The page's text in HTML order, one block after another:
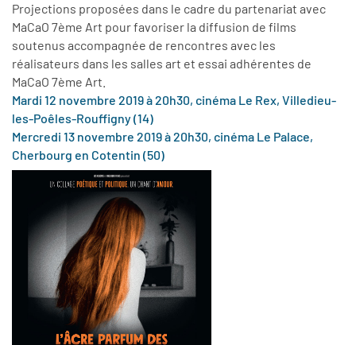
Projections proposées dans le cadre du partenariat avec
MaCaO 7ème Art pour favoriser la diffusion de films
soutenus accompagnée de rencontres avec les
réalisateurs dans les salles art et essai adhérentes de
MaCaO 7ème Art.
Mardi 12 novembre 2019 à 20h30, cinéma Le Rex, Villedieu-
les-Poêles-Rouffigny (14)
Mercredi 13 novembre 2019 à 20h30, cinéma Le Palace,
Cherbourg en Cotentin (50)